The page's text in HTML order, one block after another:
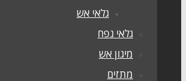
גלאי אש
גלאי נפח
מיגון אש
מתזים